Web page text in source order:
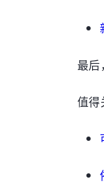
最后
值得